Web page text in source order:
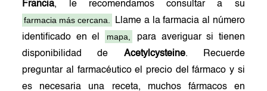
Francia, le recomendamos consultar a su
farmacia más cercana.
Llame a la farmacia al número
identificado en el
mapa,
para averiguar si tienen
disponibilidad de Acetylcysteine. Recuerde
preguntar al farmacéutico el precio del fármaco y si
es necesaria una receta, muchos fármacos en